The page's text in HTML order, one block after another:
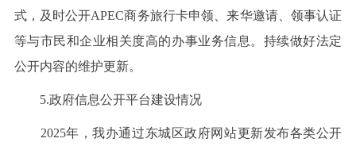
式，及时公开APEC商务旅行卡申领、来华邀请、领事认证
等与市民和企业相关度高的办事业务信息。持续做好法定
公开内容的维护更新。
5.政府信息公开平台建设情况
2025年，我办通过东城区政府网站更新发布各类公开